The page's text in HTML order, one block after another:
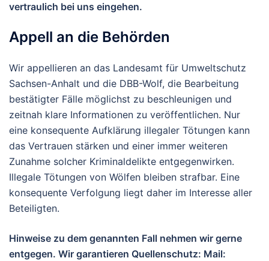
vertraulich bei uns eingehen.
Appell an die Behörden
Wir appellieren an das Landesamt für Umweltschutz
Sachsen-Anhalt und die DBB-Wolf, die Bearbeitung
bestätigter Fälle möglichst zu beschleunigen und
zeitnah klare Informationen zu veröffentlichen. Nur
eine konsequente Aufklärung illegaler Tötungen kann
das Vertrauen stärken und einer immer weiteren
Zunahme solcher Kriminaldelikte entgegenwirken.
Illegale Tötungen von Wölfen bleiben strafbar. Eine
konsequente Verfolgung liegt daher im Interesse aller
Beteiligten.
Hinweise zu dem genannten Fall nehmen wir gerne
entgegen. Wir garantieren Quellenschutz: Mail: